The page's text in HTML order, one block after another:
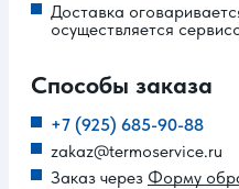
Доставка
осуществляется
Способы заказа
+7 (925) 685-90-88
zakaz@termoservice.ru
Заказ через Форму